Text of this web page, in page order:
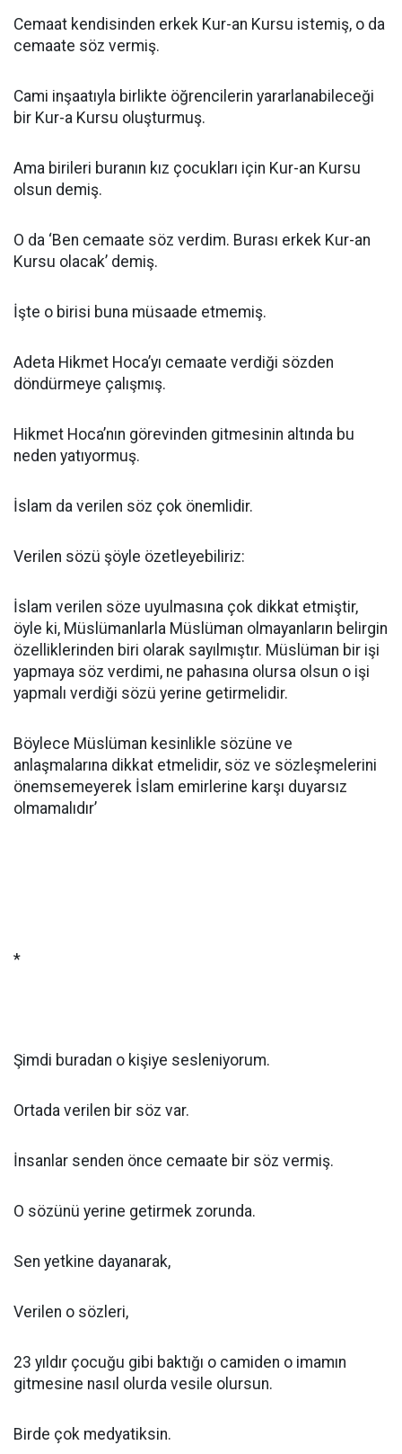
Cemaat kendisinden erkek Kur-an Kursu istemiş, o da
cemaate söz vermiş.
Cami inşaatıyla birlikte öğrencilerin yararlanabileceği
bir Kur-a Kursu oluşturmuş.
Ama birileri buranın kız çocukları için Kur-an Kursu
olsun demiş.
O da ‘Ben cemaate söz verdim. Burası erkek Kur-an
Kursu olacak’ demiş.
İşte o birisi buna müsaade etmemiş.
Adeta Hikmet Hoca’yı cemaate verdiği sözden
döndürmeye çalışmış.
Hikmet Hoca’nın görevinden gitmesinin altında bu
neden yatıyormuş.
İslam da verilen söz çok önemlidir.
Verilen sözü şöyle özetleyebiliriz:
İslam verilen söze uyulmasına çok dikkat etmiştir,
öyle ki, Müslümanlarla Müslüman olmayanların belirgin
özelliklerinden biri olarak sayılmıştır. Müslüman bir işi
yapmaya söz verdimi, ne pahasına olursa olsun o işi
yapmalı verdiği sözü yerine getirmelidir.
Böylece Müslüman kesinlikle sözüne ve
anlaşmalarına dikkat etmelidir, söz ve sözleşmelerini
önemsemeyerek İslam emirlerine karşı duyarsız
olmamalıdır’
*
Şimdi buradan o kişiye sesleniyorum.
Ortada verilen bir söz var.
İnsanlar senden önce cemaate bir söz vermiş.
O sözünü yerine getirmek zorunda.
Sen yetkine dayanarak,
Verilen o sözleri,
23 yıldır çocuğu gibi baktığı o camiden o imamın
gitmesine nasıl olurda vesile olursun.
Birde çok medyatiksin.